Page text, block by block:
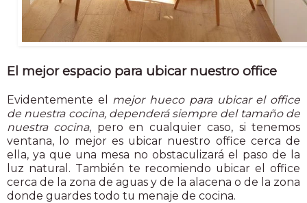
El mejor espacio para ubicar nuestro office
Evidentemente el
mejor hueco para ubicar el office
de nuestra cocina, dependerá siempre del tamaño de
nuestra cocina, pero en cualquier caso, si tenemos
ventana, lo mejor es ubicar nuestro office cerca de
ella, ya que una mesa no obstaculizará el paso de la
luz natural. También te recomiendo ubicar el office
cerca de la zona de aguas y de la alacena o de la zona
donde guardes todo tu menaje de cocina.